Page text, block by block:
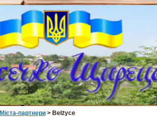
Міста-партнери> Bełżyce